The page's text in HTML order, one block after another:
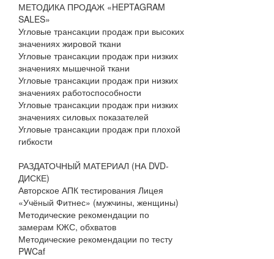
МЕТОДИКА ПРОДАЖ «HEPTAGRAM
SALES»
Угловые трансакции продаж при высоких
значениях жировой ткани
Угловые трансакции продаж при низких
значениях мышечной ткани
Угловые трансакции продаж при низких
значениях работоспособности
Угловые трансакции продаж при низких
значениях силовых показателей
Угловые трансакции продаж при плохой
гибкости
РАЗДАТОЧНЫЙ МАТЕРИАЛ (НА DVD-
ДИСКЕ)
Авторское АПК тестирования Лицея
«Учёный Фитнес» (мужчины, женщины)
Методические рекомендации по
замерам КЖС, обхватов
Методические рекомендации по тесту
PWCaf